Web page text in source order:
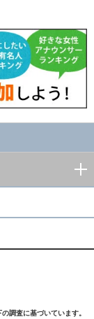
調査に基づいています。